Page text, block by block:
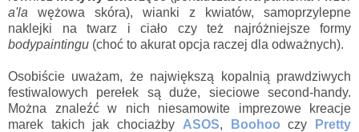
a'la wężowa skóra), wianki z kwiatów, samoprzylepne
naklejki na twarz i ciało czy też najróżniejsze formy
bodypaintingu (choć to akurat opcja raczej dla odważnych).
Osobiście uważam, że największą kopalnią prawdziwych
festiwalowych perełek są duże, sieciowe second-handy.
Można znaleźć w nich niesamowite imprezowe kreacje
marek takich jak chociażby ASOS, Boohoo czy
Pretty